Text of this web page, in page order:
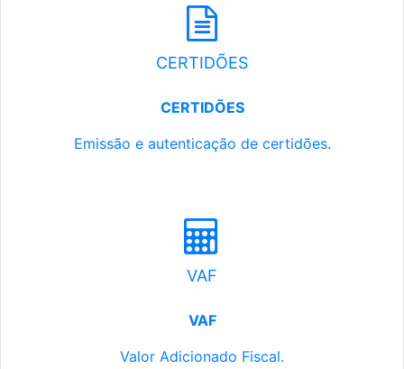
CERTIDÕES
CERTIDÕES
Emissão e autenticação de certidões.
VAF
VAF
Valor Adicionado Fiscal.